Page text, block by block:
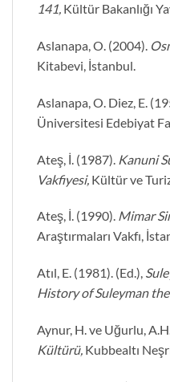
141,Kültür Bakanlığı
Aslanapa, O. (2004).
Kitabevi, İstanbul.
Aslanapa, O. Diez, E.
Üniversitesi Edebiyat
Ateş, İ. (1987). Kanuni
Vakfiyesi, Kültür ve
Ateş, İ. (1990). Mimar
Araştırmaları Vakfı,
Atıl, E. (1981). (Ed.),
History of Suleyman
Aynur, H. ve Uğurlu,
Kültürü,Kubbealtı